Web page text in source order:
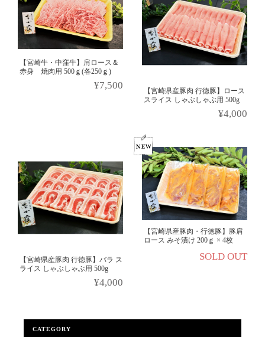
【宮崎牛・中窪牛】肩ロース＆
赤身 焼肉用 500ｇ(各250ｇ)
¥7,500
【宮崎県産豚肉 行徳豚】ロース
スライス しゃぶしゃぶ用 500g
¥4,000
【宮崎県産豚肉 行徳豚】バラ ス
ライス しゃぶしゃぶ用 500g
¥4,000
【宮崎県産豚肉・行徳豚】豚肩
ロース みそ漬け 200ｇ × 4枚
SOLD OUT
CATEGORY